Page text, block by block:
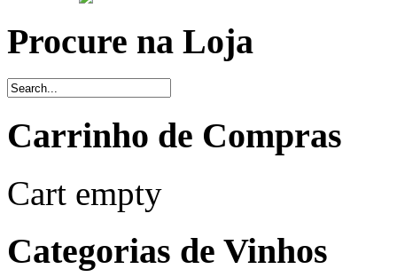
Procure na Loja
Carrinho de Compras
Cart empty
Categorias de Vinhos